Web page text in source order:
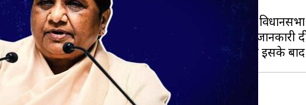
समाज पार्टीप्रमुखमायावती
अगले महीने से शुरू हो रहे राज्य
मिश्रा ने आज समाचार एजेंसी ANI से बात करते हुए ये जानकारी